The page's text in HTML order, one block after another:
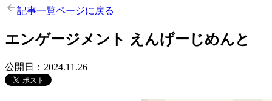
記事一覧ページに戻る
エンゲージメント えんげーじめんと
公開日：2024.11.26